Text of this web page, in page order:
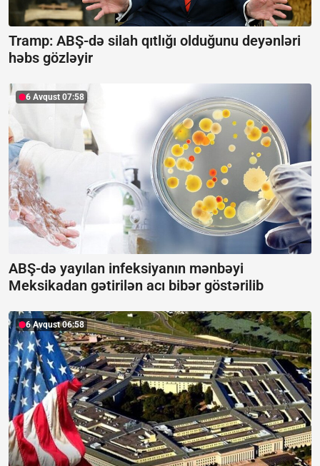
Tramp: ABŞ-də silah qıtlığı olduğunu deyənləri
həbs gözləyir
6 Avqust 07:58
ABŞ-də yayılan infeksiyanın mənbəyi
Meksikadan gətirilən acı bibər göstərilib
6 Avqust 06:58